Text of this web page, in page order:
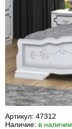
Мебель
прихожей
Комоды
Офисная
мебель
Столы
под
компьютер
Мебель
для
Мебель
Артикул: 47312
Наличие: в наличии